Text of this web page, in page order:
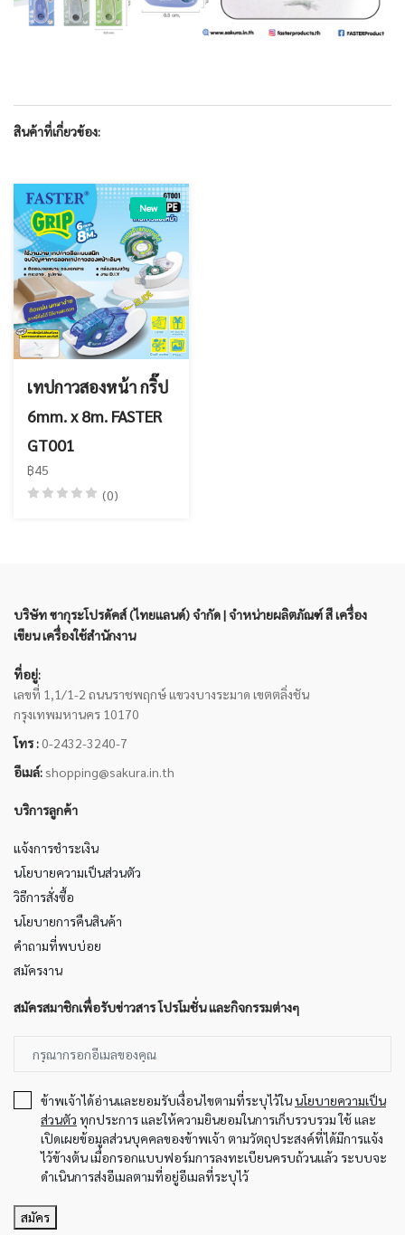
สินค้าที่เกี่ยวข้อง:
New
เทปกาวสองหน้า กริ๊ป
6mm. x 8m. FASTER
GT001
฿45
(0)
บริษัท ซากุระโปรดัคส์ (ไทยแลนด์) จำกัด | จำหน่ายผลิตภัณฑ์ สี เครื่อง
เขียน เครื่องใช้สำนักงาน
ที่อยู่:
เลขที่ 1,1/1-2 ถนนราชพฤกษ์ แขวงบางระมาด เขตตลิ่งชัน
กรุงเทพมหานคร 10170
โทร : 0-2432-3240-7
อีเมล์: shopping@sakura.in.th
บริการลูกค้า
แจ้งการชำระเงิน
นโยบายความเป็นส่วนตัว
วิธีการสั่งซื้อ
นโยบายการคืนสินค้า
คำถามที่พบบ่อย
สมัครงาน
สมัครสมาชิกเพื่อรับข่าวสาร โปรโมชั่น และกิจกรรมต่างๆ
ข้าพเจ้าได้อ่านและยอมรับเงื่อนไขตามที่ระบุไว้ในนโยบายความเป็น
ส่วนตัว ทุกประการ และให้ความยินยอมในการเก็บรวบรวม ใช้ และ
เปิดเผยข้อมูลส่วนบุคคลของข้าพเจ้า ตามวัตถุประสงค์ที่ได้มีการแจ้ง
ไว้ข้างต้น เมื่อกรอกแบบฟอร์มการลงทะเบียนครบถ้วนแล้ว ระบบจะ
ดำเนินการส่งอีเมลตามที่อยู่อีเมลที่ระบุไว้
สมัคร